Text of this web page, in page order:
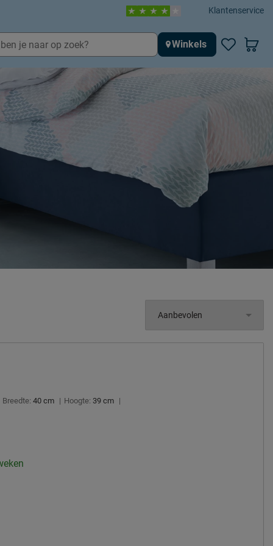
Klantenservice
Winkels
Breedte: 40 cm | Hoogte: 39 cm |